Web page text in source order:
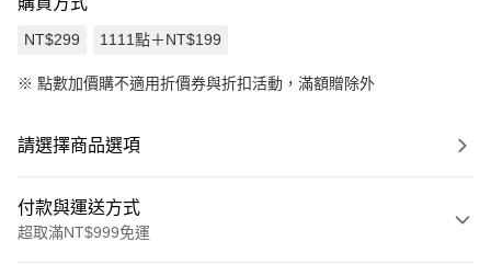
NT$299 1111點＋NT$199
※ 點數加價購不適用折價券與折扣活動，滿額贈除外
請選擇商品選項
付款與運送方式
超取滿NT$999免運